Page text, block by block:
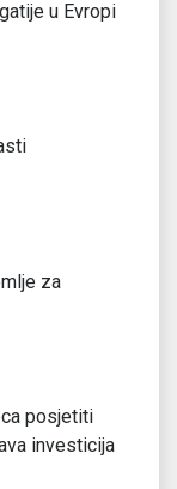
u Evropi
za
posjetiti
investicija